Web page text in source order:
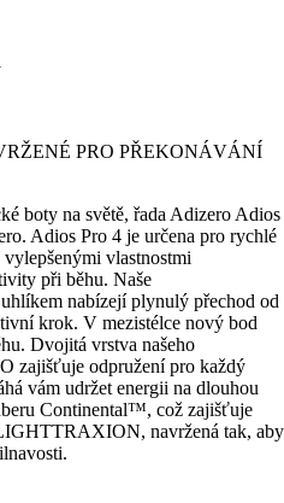
PRO PŘEKONÁVÁNÍ
boty na světě, řada Adizero Adios
Adios Pro 4 je určena pro rychlé
vlastnostmi
při běhu. Naše
nabízejí plynulý přechod od
krok. V mezistélce nový bod
Dvojitá vrstva našeho
zajišťuje odpružení pro každý
vám udržet energii na dlouhou
Continental™, což zajišťuje
navržená tak, aby